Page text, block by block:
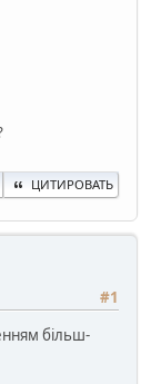
ЦИТИРОВАТЬ
#1
більш-